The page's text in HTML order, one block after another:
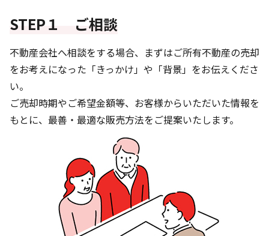
STEP１ ご相談
不動産会社へ相談をする場合、まずはご所有不動産の売却
をお考えになった「きっかけ」や「背景」をお伝えくださ
い。
ご売却時期やご希望金額等、お客様からいただいた情報を
もとに、最善・最適な販売方法をご提案いたします。